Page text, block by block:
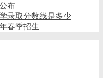
布
录取分数线是多少
春季招生